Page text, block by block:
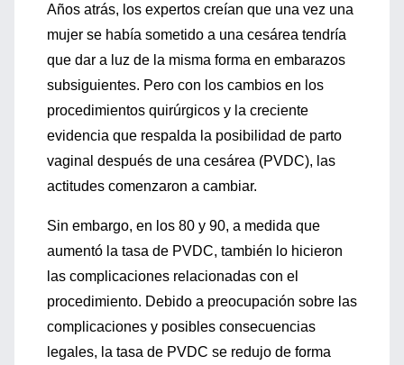
Años atrás, los expertos creían que una vez una
mujer se había sometido a una cesárea tendría
que dar a luz de la misma forma en embarazos
subsiguientes. Pero con los cambios en los
procedimientos quirúrgicos y la creciente
evidencia que respalda la posibilidad de parto
vaginal después de una cesárea (PVDC), las
actitudes comenzaron a cambiar.
Sin embargo, en los 80 y 90, a medida que
aumentó la tasa de PVDC, también lo hicieron
las complicaciones relacionadas con el
procedimiento. Debido a preocupación sobre las
complicaciones y posibles consecuencias
legales, la tasa de PVDC se redujo de forma